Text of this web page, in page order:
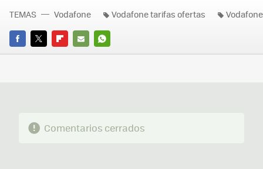
FACEBOOK
TWITTERFLIPBOARD
E-
WHATSAPP
TEMAS Vodafone Vodafone tarifas ofertas
Comentarios cerrados